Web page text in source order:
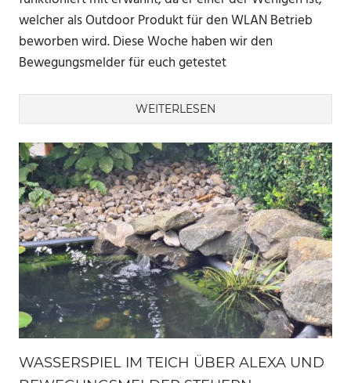
welcher als Outdoor Produkt für den WLAN Betrieb
beworben wird. Diese Woche haben wir den
Bewegungsmelder für euch getestet
WEITERLESEN
WASSERSPIEL IM TEICH ÜBER ALEXA UND